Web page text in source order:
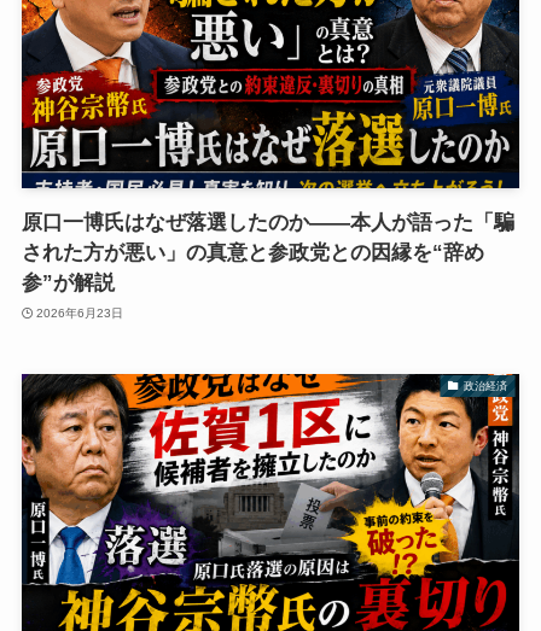
原口一博氏はなぜ落選したのか――本人が語った「騙
された方が悪い」の真意と参政党との因縁を“辞め
参”が解説
2026年6月23日
政治経済